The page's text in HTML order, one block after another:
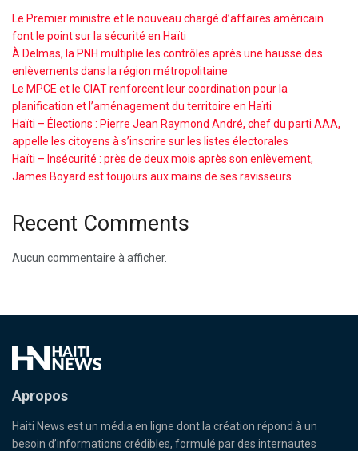
Le Premier ministre et le nouveau chargé d’affaires américain
font le point sur la sécurité en Haïti
À Delmas, la PNH multiplie les contrôles après une hausse des
enlèvements dans la région métropolitaine
Le MPCE et le CIAT renforcent leur coordination pour la
planification et l’aménagement du territoire en Haïti
Haïti – Élections : Pierre Jean Raymond André, chef du parti AAA,
appelle les citoyens à s’inscrire sur les listes électorales
Haïti – Insécurité : près de deux mois après son enlèvement,
James Boyard est toujours aux mains de ses ravisseurs
Recent Comments
Aucun commentaire à afficher.
Apropos
Haiti News est un média en ligne dont la création répond à un
besoin d’informations crédibles, formulé par des internautes